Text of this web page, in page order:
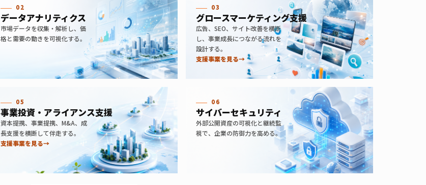
02
データアナリティクス
市場データを収集・解析し、価
格と需要の動きを可視化する。
03
グロースマーケティング支援
広告、SEO、サイト改善を横断
し、事業成長につながる流れを
設計する。
支援事業を見る→
05
事業投資・アライアンス支援
資本提携、事業提携、M&A、成
長支援を横断して伴走する。
支援事業を見る→
06
サイバーセキュリティ
外部公開資産の可視化と継続監
視で、企業の防御力を高める。